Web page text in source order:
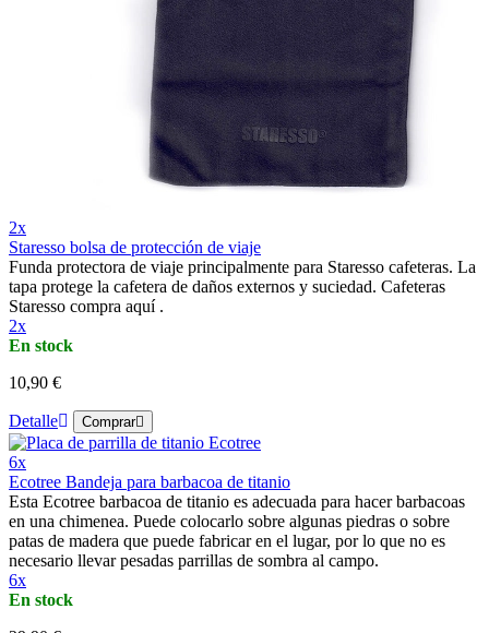
2x
Staresso bolsa de protección de viaje
Funda protectora de viaje principalmente para Staresso cafeteras. La
tapa protege la cafetera de daños externos y suciedad. Cafeteras
Staresso compra aquí .
2x
En stock
10,90 €
Detalle Comprar
6x
Ecotree Bandeja para barbacoa de titanio
Esta Ecotree barbacoa de titanio es adecuada para hacer barbacoas
en una chimenea. Puede colocarlo sobre algunas piedras o sobre
patas de madera que puede fabricar en el lugar, por lo que no es
necesario llevar pesadas parrillas de sombra al campo.
6x
En stock